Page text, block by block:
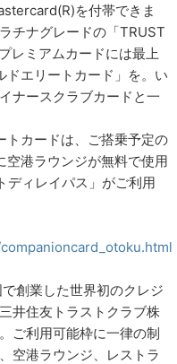
を付帯できま
チナグレードの「TRUST
レミアムカードには最上
エリートカード」を。い
ナースクラブカードと一
トカードは、ご搭乗予定の
空港ラウンジが無料で使用
ディレイパス」がご利用
創業した世界初のクレジ
井住友トラストクラブ株
ご利用可能枠に一律の制
空港ラウンジ、レストラ